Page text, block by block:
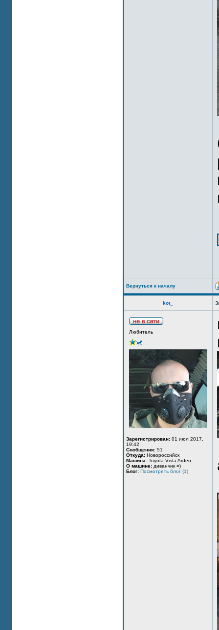
Вернуться к началу
kot_
Любитель
Зарегистрирован: 01 июл 2017,
19:42
Сообщения: 51
Откуда: Новороссийск
Машина: Toyota Vista Ardeo
О машине: диванчик =)
Блог: Посмотреть блог (1)